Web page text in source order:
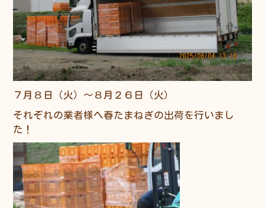
７月８日（火）～８月２６日（火）
それぞれの業者様へ春たまねぎの出荷を行いまし
た！